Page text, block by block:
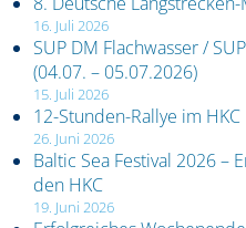
16. Juli 2026
SUP DM Flachwasser /
(04.07. – 05.07.2026)
15. Juli 2026
12-Stunden-Rallye im HKC
26. Juni 2026
Baltic Sea Festival 2026 –
den HKC
19. Juni 2026